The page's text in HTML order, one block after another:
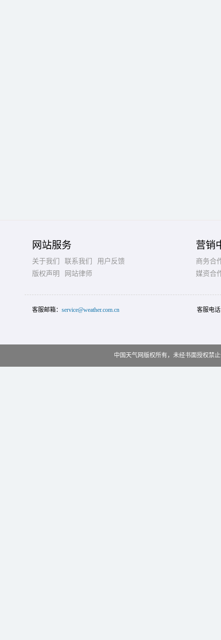
网站服务
关于我们 联系我们
用户反馈
版权声明
网站律师
营销
商务合
媒资合
客服邮箱： service@weather.com.cn 客服电
中国天气网版权所有，未经书面授权